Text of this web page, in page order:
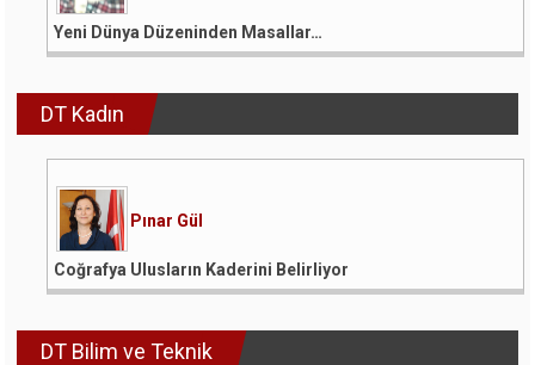
Yeni Dünya Düzeninden Masallar…
DT Kadın
Pınar Gül
Coğrafya Ulusların Kaderini Belirliyor
DT Bilim ve Teknik